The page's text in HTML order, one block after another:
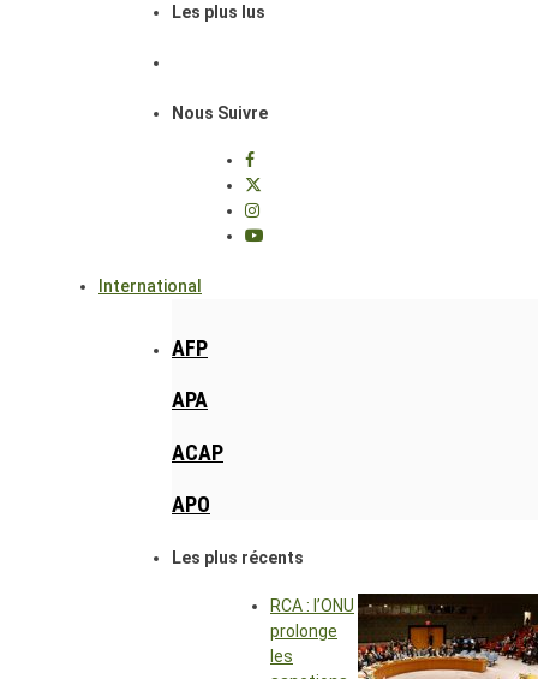
Les plus lus
Nous Suivre
International
AFP
APA
ACAP
APO
Les plus récents
RCA : l’ONU
prolonge
les